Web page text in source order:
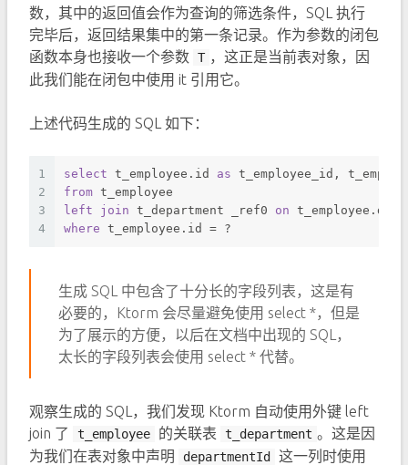
数，其中的返回值会作为查询的筛选条件，SQL 执行
完毕后，返回结果集中的第一条记录。作为参数的闭包
函数本身也接收一个参数 T ，这正是当前表对象，因
此我们能在闭包中使用 it 引用它。
上述代码生成的 SQL 如下：
1
2
3
4
select t_employee.id as t_employee_id,
from t_employee
left
join t_department _ref0 on
where t_employee.id = ?
生成 SQL 中包含了十分长的字段列表，这是有
必要的，Ktorm 会尽量避免使用 select *，但是
为了展示的方便，以后在文档中出现的 SQL，
太长的字段列表会使用 select * 代替。
观察生成的 SQL，我们发现 Ktorm 自动使用外键 left
join 了
t_employee 的关联表 t_department 。这是因
为我们在表对象中声明
departmentId 这一列时使用